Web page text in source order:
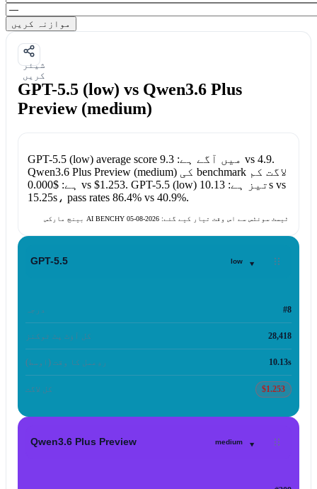
موازنہ کریں
شیئر
کریں
GPT-5.5 (low) vs Qwen3.6 Plus
Preview (medium)
GPT-5.5 (low) average score میں آگے ہے:9.3 vs 4.9.
Qwen3.6 Plus Preview (medium)کی benchmark لاگت کم
ہے:$0.000 vs $1.253. GPT-5.5 (low) تیز ہے:10.13svs
15.25s، pass rates 86.4%vs 40.9%.
بینچ مارکس AI BENCHY ٹیسٹ سوئٹس سے اس وقت تیار کیے گئے: 2026-08-05
GPT-5.5 low ▾
درجہ #8
کل آؤٹ پٹ ٹوکنز 28,418
ردِعمل کا وقت (اوسط) 10.13s
کل لاگت $1.253
Qwen3.6 Plus Preview medium ▾